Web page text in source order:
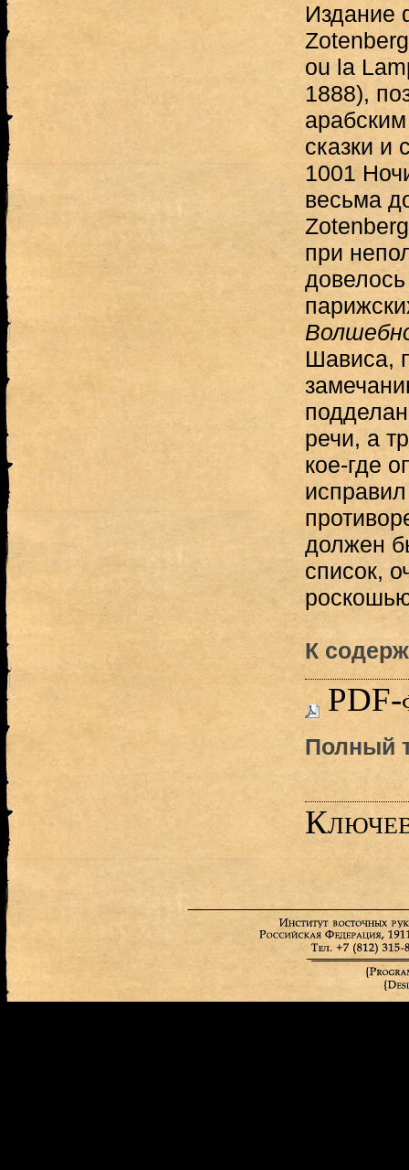
Издание
ou la
1888),
сказки и
1001
весьма
при
Шависа,
речи, а
кое-где
должен
список,
К
PDF-
Полный